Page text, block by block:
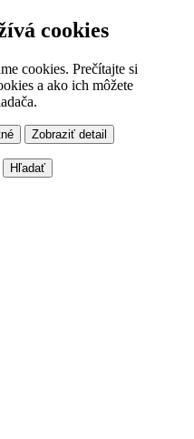
cookies
cookies. Prečítajte si
a ako ich môžete
Zobraziť detail